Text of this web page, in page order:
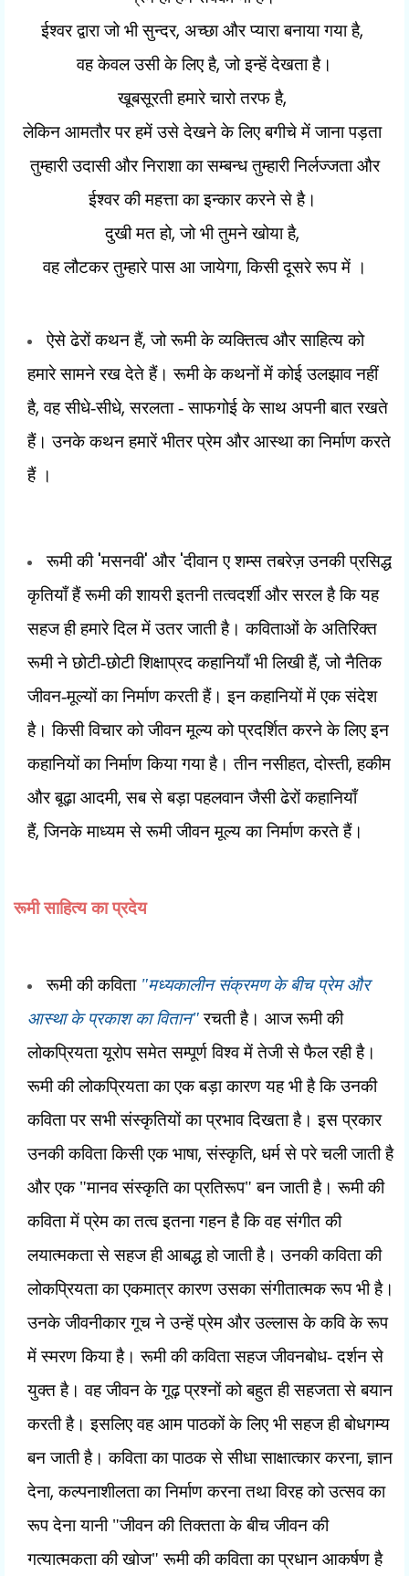
ईश्वर द्वारा जो भी सुन्दर, अच्छा और प्यारा बनाया गया है,
वह केवल उसी के लिए है,जो इन्हें देखता है।
खूबसूरती हमारे चारो तरफ है,
लेकिन आमतौर पर हमें उसे देखने के लिए बगीचे में जाना पड़ता
तुम्हारी उदासी और निराशा का सम्बन्ध तुम्हारी निर्लज्जता और
ईश्वर की महत्ता का इन्कार करने से है।
दुखी मत हो,जो भी तुमने खोया है,
वह लौटकर तुम्हारे पास आ जायेगा,किसी दूसरे रूप में ।
ऐसे ढेरों कथन हैं,जो रूमी के व्यक्तित्व और साहित्य को
हमारे सामने रख देते हैं। रूमी के कथनों में कोई उलझाव नहीं
है,वह सीधे-सीधे,सरलता - साफगोई के साथ अपनी बात रखते
हैं। उनके कथन हमारें भीतर प्रेम और आस्था का निर्माण करते
हैं ।
रूमी की 'मसनवी' और 'दीवान ए शम्स तबरेज़ उनकी प्रसिद्ध
कृतियाँ हैं रूमी की शायरी इतनी तत्वदर्शी और सरल है कि यह
सहज ही हमारे दिल में उतर जाती है। कविताओं के अतिरिक्त
रूमी ने छोटी-छोटी शिक्षाप्रद कहानियाँ भी लिखी हैं,जो नैतिक
जीवन-मूल्यों का निर्माण करती हैं। इन कहानियों में एक संदेश
है। किसी विचार को जीवन मूल्य को प्रदर्शित करने के लिए इन
कहानियों का निर्माण किया गया है। तीन नसीहत,दोस्ती,हकीम
और बूढ़ा आदमी,सब से बड़ा पहलवान जैसी ढेरों कहानियाँ
हैं,जिनके माध्यम से रूमी जीवन मूल्य का निर्माण करते हैं।
रूमी साहित्य का प्रदेय
रूमी की कविता "मध्यकालीन संक्रमण के बीच प्रेम और
आस्था के प्रकाश का वितान"रचती है। आज रूमी की
लोकप्रियता यूरोप समेत सम्पूर्ण विश्व में तेजी से फैल रही है।
रूमी की लोकप्रियता का एक बड़ा कारण यह भी है कि उनकी
कविता पर सभी संस्कृतियों का प्रभाव दिखता है। इस प्रकार
उनकी कविता किसी एक भाषा,संस्कृति, धर्म से परे चली जाती है
और एक "मानव संस्कृति का प्रतिरूप" बन जाती है। रूमी की
कविता में प्रेम का तत्व इतना गहन है कि वह संगीत की
लयात्मकता से सहज ही आबद्ध हो जाती है। उनकी कविता की
लोकप्रियता का एकमात्र कारण उसका संगीतात्मक रूप भी है।
उनके जीवनीकार गूच ने उन्हें प्रेम और उल्लास के कवि के रूप
में स्मरण किया है। रूमी की कविता सहज जीवनबोध- दर्शन से
युक्त है। वह जीवन के गूढ़ प्रश्नों को बहुत ही सहजता से बयान
करती है। इसलिए वह आम पाठकों के लिए भी सहज ही बोधगम्य
बन जाती है। कविता का पाठक से सीधा साक्षात्कार करना,ज्ञान
देना,कल्पनाशीलता का निर्माण करना तथा विरह को उत्सव का
रूप देना यानी "जीवन की तिक्तता के बीच जीवन की
गत्यात्मकता की खोज" रूमी की कविता का प्रधान आकर्षण है